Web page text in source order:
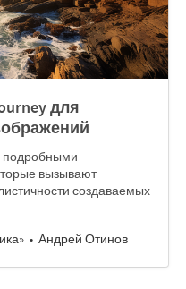
для
подробными
вызывают
создаваемых
Андрей Отинов